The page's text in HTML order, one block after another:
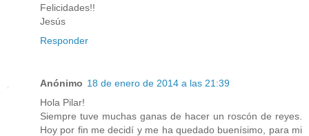
Felicidades!!
Jesús
Responder
Anónimo 18 de enero de 2014 a las 21:39
Hola Pilar!
Siempre tuve muchas ganas de hacer un roscón de reyes.
Hoy por fin me decidí y me ha quedado buenísimo, para mi